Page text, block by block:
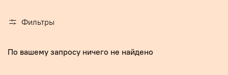
Фильтры
По вашему запросу ничего не найдено